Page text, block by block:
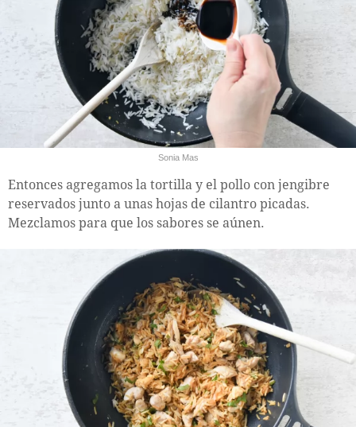
Sonia Mas
Entonces agregamos la tortilla y el pollo con jengibre
reservados junto a unas hojas de cilantro picadas.
Mezclamos para que los sabores se aúnen.